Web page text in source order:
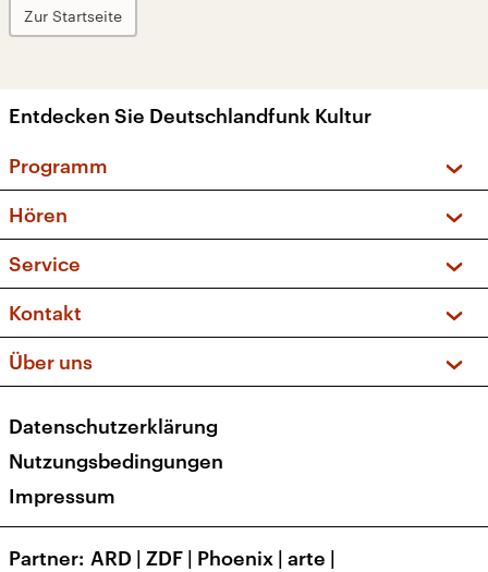
Zur Startseite
Entdecken Sie Deutschlandfunk Kultur
Programm
Sendungen und Podcasts
Musikliste
Kakadu – Das Kinderprogramm
Hören
Frequenzen (UKW + DAB+)
Service
FAQ
Apps
Newsletter
Veranstaltungen
Kontakt
Social Media
Über uns
Presse
Karriere
Transparenz
Datenschutzerklärung
Nutzungsbedingungen
Impressum
Partner ARD | ZDF | Phoenix | arte |